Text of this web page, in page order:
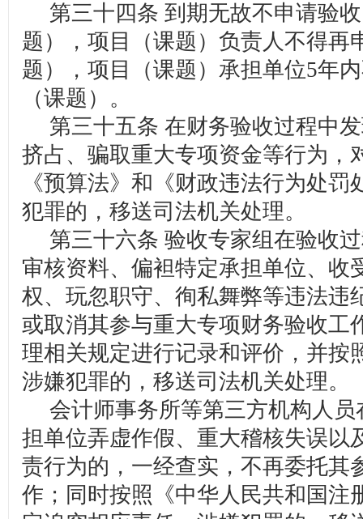
第三十四条 到期无故不申请验
题），项目（课题）负责人不得再
题），项目（课题）承担单位5年
（课题）。
第三十五条 在财务验收过程中
挤占、骗取重大专项资金等行为，
《预算法》和《财政违法行为处
犯罪的，移送司法机关处理。
第三十六条 验收专家组在验收
审核资料、偏袒特定承担单位、收
权、玩忽职守、徇私舞弊等违法违
或取消其参与重大专项财务验收工
理相关规定进行记录和评价，并按
涉嫌犯罪的，移送司法机关处理。
会计师事务所等第三方机构人员
担单位弄虚作假、重大稽核失误以
责行为的，一经查实，不再委托其
作；同时按照《中华人民共和国注